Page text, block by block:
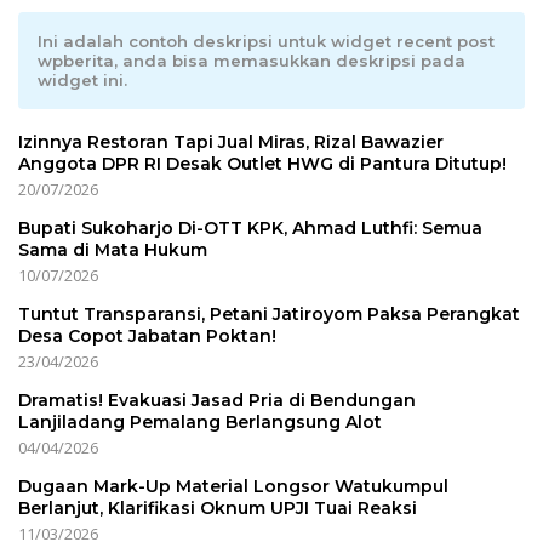
Ini adalah contoh deskripsi untuk widget recent post
wpberita, anda bisa memasukkan deskripsi pada
widget ini.
Izinnya Restoran Tapi Jual Miras, Rizal Bawazier
Anggota DPR RI Desak Outlet HWG di Pantura Ditutup!
20/07/2026
Bupati Sukoharjo Di-OTT KPK, Ahmad Luthfi: Semua
Sama di Mata Hukum
10/07/2026
Tuntut Transparansi, Petani Jatiroyom Paksa Perangkat
Desa Copot Jabatan Poktan!
23/04/2026
Dramatis! Evakuasi Jasad Pria di Bendungan
Lanjiladang Pemalang Berlangsung Alot
04/04/2026
Dugaan Mark-Up Material Longsor Watukumpul
Berlanjut, Klarifikasi Oknum UPJI Tuai Reaksi
11/03/2026